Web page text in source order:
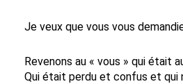
Je veux que vous vous
Revenons au « vous » qui était
Qui était perdu et confus et qui